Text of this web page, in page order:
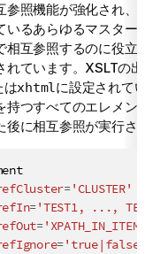
参照機能が強化され、
いるあらゆるマスターデー
相互参照するのに役立つ具
れています。XSLTの出力
はxhtmlに設定されている
持つすべてのエレメントで
後に相互参照が実行されま
='CLUSTER'
='TEST1, ..., TESTN'
='XPATH_IN_ITEM'
='true|false'